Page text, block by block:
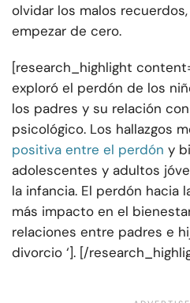
olvidar los malos
empezar de cero.
[research_highlight
exploró el perdón de los
los padres y su relación
psicológico. Los hallazgos
positiva entre el perdón y
adolescentes y adultos
la infancia. El perdón hacia
más impacto en el
relaciones entre padres e
divorcio ‘]. [/